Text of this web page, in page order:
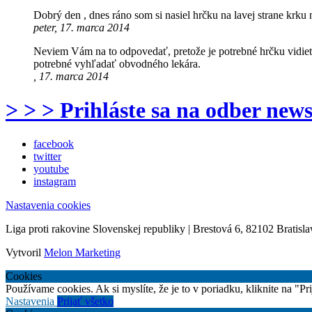
Dobrý den , dnes ráno som si nasiel hrčku na lavej strane
peter, 17. marca 2014
Neviem Vám na to odpovedať, pretože je potrebné hrčku
potrebné vyhľadať obvodného lekára.
, 17. marca 2014
> > > Prihláste sa na odber
facebook
twitter
youtube
instagram
Nastavenia cookies
Liga proti rakovine Slovenskej republiky | Brestová 6, 82102
Vytvoril Melon Marketing
Cookies
Používame cookies. Ak si myslíte, že je to v poriadku, kliknite na
Nastavenia Prijať všetko